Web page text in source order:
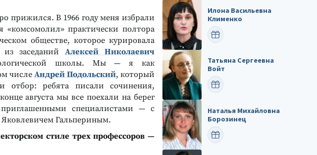
прижился. В 1966 году меня избрали
«комсомолил» практически полтора
обществе, которое курировала
заседаний Алексей Николаевич
школы. Мы — я как
числеАндрей Подольский, который
отбор: ребята писали сочинения,
августа мы все поехали на берег
специалистами — с
Гальпериным.
стиле трех профессоров —
Илона Васильевна
Клименко
ПОЗДРАВИТЬ
Татьяна Сергеевна
Войт
ПОЗДРАВИТЬ
Наталья Михайловна
Борозинец
ПОЗДРАВИТЬ